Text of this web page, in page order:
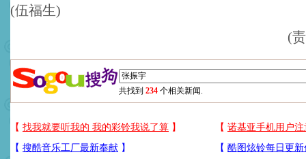
(伍福生)
(
共找到 234 个相关新闻.